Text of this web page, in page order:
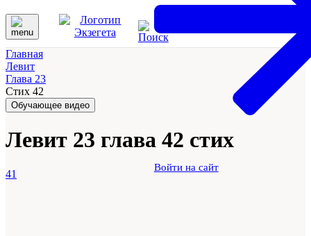
Войти на сайт
Главная
Левит
Глава 23
Стих 42
Обучающее видео
Левит 23 глава 42 стих
41